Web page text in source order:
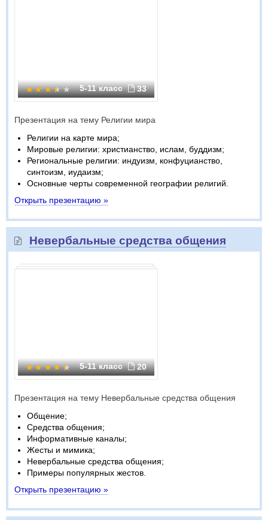
5-11 класс 33
Презентация на тему Религии мира
Религии на карте мира;
Мировые религии: христианство, ислам, буддизм;
Региональные религии: индуизм, конфуцианство,
синтоизм, иудаизм;
Основные черты современной географии религий.
Открыть презентацию »
Невербальные средства общения
5-11 класс 20
Презентация на тему Невербальные средства общения
Общение;
Средства общения;
Информативные каналы;
Жесты и мимика;
Невербальные средства общения;
Примеры популярных жестов.
Открыть презентацию »